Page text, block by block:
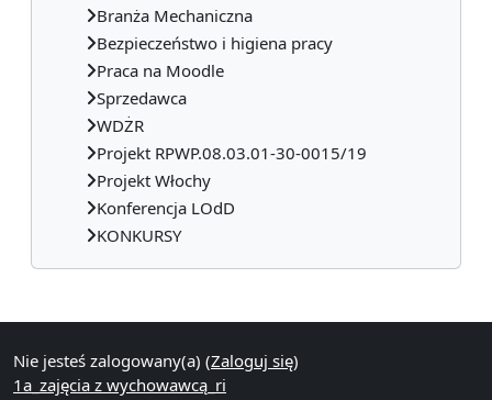
Branża Mechaniczna
Bezpieczeństwo i higiena pracy
Praca na Moodle
Sprzedawca
WDŻR
Projekt RPWP.08.03.01-30-0015/19
Projekt Włochy
Konferencja LOdD
KONKURSY
Bloki uzupełniające
Nie jesteś zalogowany(a) (Zaloguj się)
1a_zajęcia z wychowawcą_ri